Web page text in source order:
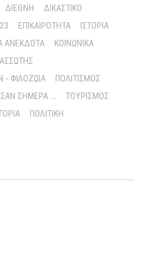
ΔΙΕΘΝΉ
ΔΙΚΑΣΤΙΚΌ
ΕΠΙΚΑΙΡΌΤΗΤΑ
ΙΣΤΟΡΊΑ
ΑΝΈΚΔΟΤΑ
ΚΟΙΝΩΝΙΚΆ
- ΦΙΛΟΖΩΊΑ
ΠΟΛΙΤΙΣΜΌΣ
ΣΑΝ ΣΉΜΕΡΑ ...
ΤΟΥΡΙΣΜΌΣ
ΠΟΛΙΤΙΚΉ